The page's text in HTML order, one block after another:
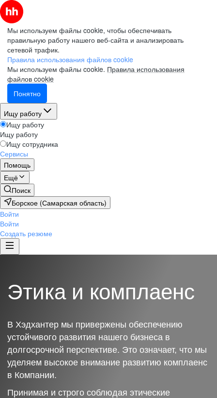
Мы используем файлы cookie, чтобы обеспечивать
правильную работу нашего веб-сайта и анализировать
сетевой трафик.
Правила использования файлов cookie
Мы используем файлы cookie. Правила использования
файлов cookie
Понятно
Ищу работу
Ищу работу
Ищу работу
Ищу сотрудника
Сервисы
Помощь
Ещё
Поиск
Борское (Самарская область)
Войти
Войти
Создать резюме
Этика и комплаенс
В Хэдхантер мы привержены обеспечению
устойчивого развития нашего бизнеса в
долгосрочной перспективе. Это означает, что мы
уделяем высокое внимание развитию комплаенс
в Компании.
Принимая и строго соблюдая этические